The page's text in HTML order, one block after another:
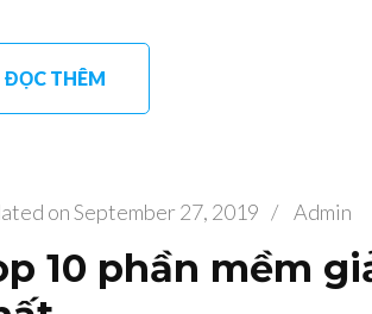
ĐỌC THÊM
onSeptember 27, 2019 / Admin
10 phần mềm